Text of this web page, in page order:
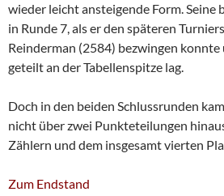
wieder leicht ansteigende Form. Seine
in Runde 7, als er den späteren
Reinderman (2584) bezwingen
geteilt an der Tabellenspitze lag.
Doch in den beiden Schlussrunden
nicht über zwei Punkteteilungen
Zählern und dem insgesamt vierten
Zum Endstand